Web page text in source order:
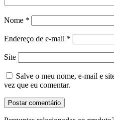
Nome *
Endereço de e-mail *
Site
Salve o meu nome, e-mail e
vez que eu comentar.